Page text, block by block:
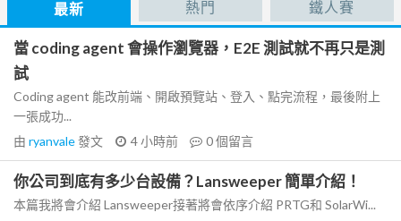
最新 熱門 鐵人賽
當 coding agent 會操作瀏覽器，E2E 測試就不再只是測
試
Coding agent 能改前端、開啟預覽站、登入、點完流程，最後附上
一張成功...
由 ryanvale發文 4 小時前 0個留言
你公司到底有多少台設備？Lansweeper 簡單介紹！
本篇我將會介紹 Lansweeper接著將會依序介紹 PRTG和 SolarWi...